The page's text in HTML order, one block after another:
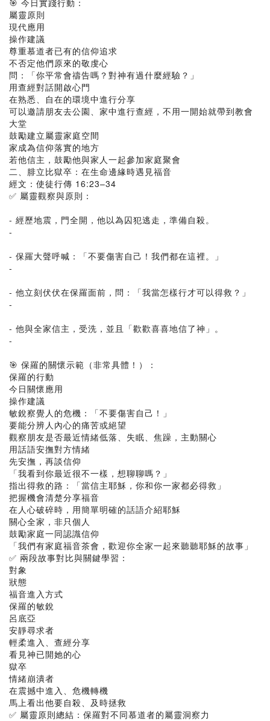
🎯 今日實踐行動：
屬靈原則
現代應用
操作建議
尊重慕道者已有的信仰追求
不否定他們原來的敬虔心
問：「你平常會禱告嗎？對神有過什麼經驗？」
用查經對話開啟心門
在熟悉、自在的環境中進行分享
可以邀請朋友去公園、家中進行查經，不用一開始就帶到教會
大堂
鼓勵建立屬靈家庭空間
家成為信仰落實的地方
若他信主，鼓勵他與家人一起參加家庭聚會
二、腓立比獄卒：在生命邊緣時遇見福音
經文：使徒行傳 16:23–34
✅ 屬靈觀察與原則：
- 經歷地震，門全開，他以為囚犯逃走，準備自殺。
-
- 保羅大聲呼喊：「不要傷害自己！我們都在這裡。」
-
- 他立刻伏伏在保羅面前，問：「我當怎樣行才可以得救？」
-
- 他與全家信主，受洗，並且「歡歡喜喜地信了神」。
-
🎯 保羅的關懷示範（非常具體！）：
保羅的行動
今日關懷應用
操作建議
敏銳察覺人的危機：「不要傷害自己！」
要能分辨人內心的痛苦或絕望
觀察朋友是否最近情緒低落、失眠、焦躁，主動關心
用話語安撫對方情緒
先安撫，再談信仰
「我看到你最近很不一樣，想聊聊嗎？」
指出得救的路：「當信主耶穌，你和你一家都必得救」
把握機會清楚分享福音
在人心破碎時，用簡單明確的話語介紹耶穌
關心全家，非只個人
鼓勵家庭一同認識信仰
「我們有家庭福音茶會，歡迎你全家一起來聽聽耶穌的故事」
✅ 兩段故事對比與關鍵學習：
對象
狀態
福音進入方式
保羅的敏銳
呂底亞
安靜尋求者
輕柔進入、查經分享
看見神已開她的心
獄卒
情緒崩潰者
在震撼中進入、危機轉機
馬上看出他要自殺、及時拯救
✅ 屬靈原則總結：保羅對不同慕道者的屬靈洞察力